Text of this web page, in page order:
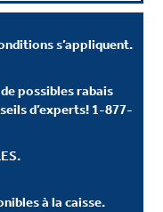
s’appliquent.
possibles rabais
d’experts! 1-877-
à la caisse.